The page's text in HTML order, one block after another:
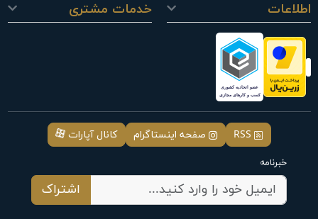
اطلاعات خدمات مشتری
RSS صفحه اینستاگرام کانال آپارات
خبرنامه
اشتراک